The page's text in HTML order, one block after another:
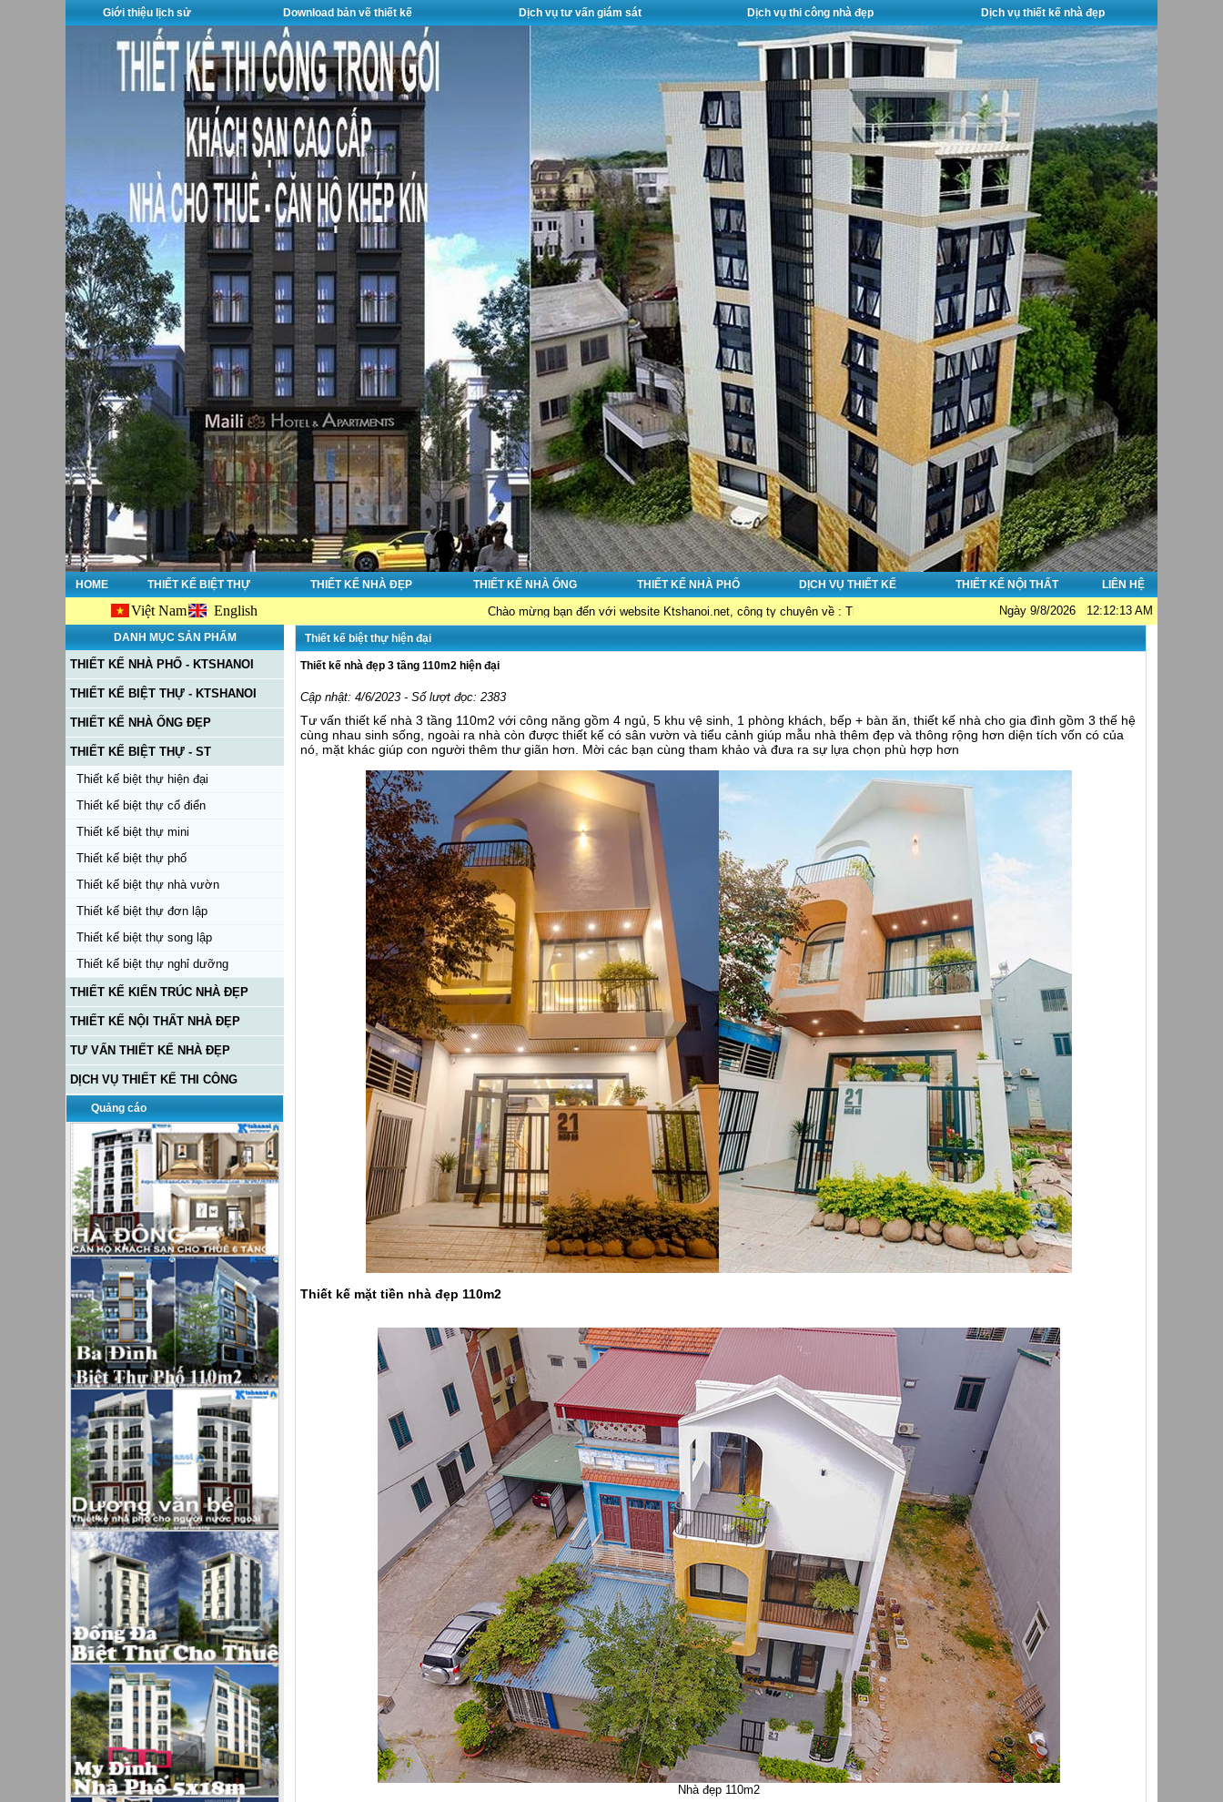
Giới thiệu lịch sử Download bản vẽ thiết kế Dịch vụ tư vấn giám sát Dịch vụ thi công nhà đẹp Dịch vụ thiết kế nhà đẹp
HOME THIẾT KẾ BIỆT THỰ THIẾT KẾ NHÀ ĐẸP THIẾT KẾ NHÀ ỐNG THIẾT KẾ NHÀ PHỐ DỊCH VỤ THIẾT KẾ THIẾT KẾ NỘI THẤT LIÊN HỆ
Việt Nam English Chào mừng bạn đến với website Ktshanoi.net, công ty chuyên về : Thiết kế nhà đẹp - Thi công nhà đẹp - Tư vấn giám sát. Hotline: 0913038356; Email:
Ngày 9/8/2026 12:12:13 AM
DANH MỤC SẢN PHẨM
THIẾT KẾ NHÀ PHỐ - KTSHANOI
THIẾT KẾ BIỆT THỰ - KTSHANOI
THIẾT KẾ NHÀ ỐNG ĐẸP
THIẾT KẾ BIỆT THỰ - ST
Thiết kế biệt thự hiện đại
Thiết kế biệt thự cổ điển
Thiết kế biệt thự mini
Thiết kế biệt thự phố
Thiết kế biệt thự nhà vườn
Thiết kế biệt thự đơn lập
Thiết kế biệt thự song lập
Thiết kế biệt thự nghỉ dưỡng
THIẾT KẾ KIẾN TRÚC NHÀ ĐẸP
THIẾT KẾ NỘI THẤT NHÀ ĐẸP
TƯ VẤN THIẾT KẾ NHÀ ĐẸP
DỊCH VỤ THIẾT KẾ THI CÔNG
Quảng cáo
Thiết kế biệt thự hiện đại
Thiết kế nhà đẹp 3 tầng 110m2 hiện đại
Cập nhật: 4/6/2023 - Số lượt đọc: 2383
Tư vấn thiết kế nhà 3 tầng 110m2 với công năng gồm 4 ngủ, 5 khu vệ sinh, 1 phòng khách, bếp + bàn ăn, thiết kế nhà cho gia đình gồm 3 thế hệ
cùng nhau sinh sống, ngoài ra nhà còn được thiết kế có sân vườn và tiểu cảnh giúp mẫu nhà thêm đẹp và thông rộng hơn diện tích vốn có của
nó, mặt khác giúp con người thêm thư giãn hơn. Mời các bạn cùng tham khảo và đưa ra sự lựa chọn phù hợp hơn
Thiết kế mặt tiền nhà đẹp 110m2
Nhà đẹp 110m2